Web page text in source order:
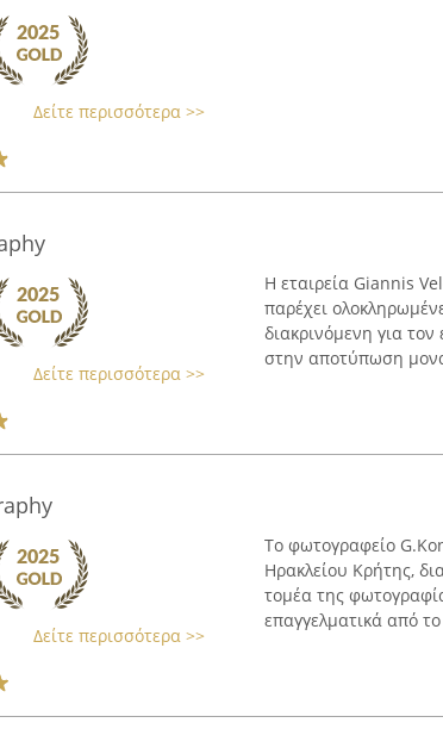
Δείτε περισσότερα >>
Δείτε περισσότερα >>
Η εταιρεία Giannis
παρέχει
διακρινόμενη για
στην αποτύπωση
Δείτε περισσότερα >>
Το φωτογραφείο
Ηρακλείου Κρήτης,
τομέα της
επαγγελματικά από